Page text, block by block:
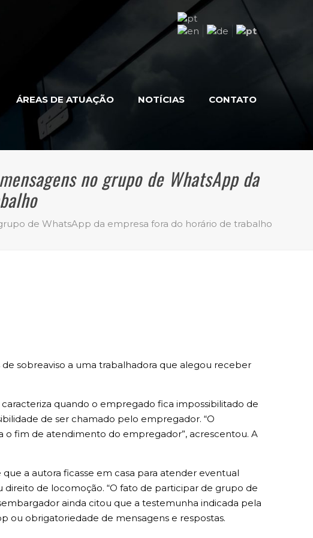
ÁREAS DE ATUAÇÃO NOTÍCIAS CONTATO
no grupo de WhatsApp da
de WhatsApp da empresa fora do horário de trabalho
de sobreaviso a uma trabalhadora que alegou receber
quando o empregado fica impossibilitado de
de ser chamado pelo empregador. “O
fim de atendimento do empregador”, acrescentou. A
a autora ficasse em casa para atender eventual
de locomoção. “O fato de participar de grupo de
ainda citou que a testemunha indicada pela
ou obrigatoriedade de mensagens e respostas.